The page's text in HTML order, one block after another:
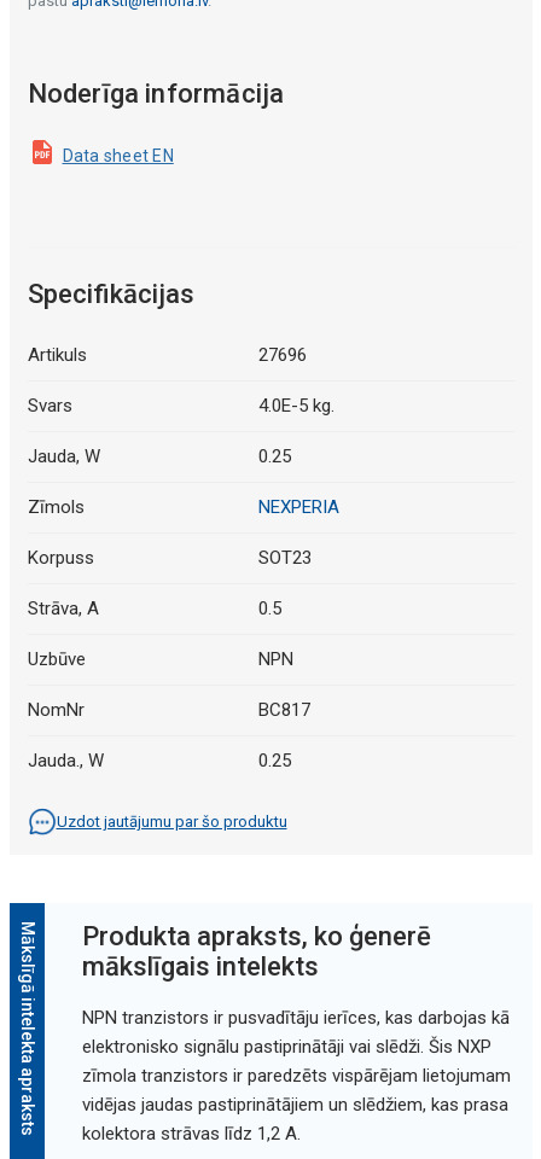
Noderīga informācija
Data sheet EN
Specifikācijas
Artikuls 27696
Svars 4.0E-5 kg.
Jauda, W 0.25
Zīmols NEXPERIA
Korpuss SOT23
Strāva, A 0.5
Uzbūve NPN
NomNr BC817
Jauda., W 0.25
Uzdot jautājumu par šo produktu
Mākslīgā intelekta apraksts
Produkta apraksts, ko ģenerē
mākslīgais intelekts
NPN tranzistors ir pusvadītāju ierīces, kas darbojas kā
elektronisko signālu pastiprinātāji vai slēdži. Šis NXP
zīmola tranzistors ir paredzēts vispārējam lietojumam
vidējas jaudas pastiprinātājiem un slēdžiem, kas prasa
kolektora strāvas līdz 1,2 A.